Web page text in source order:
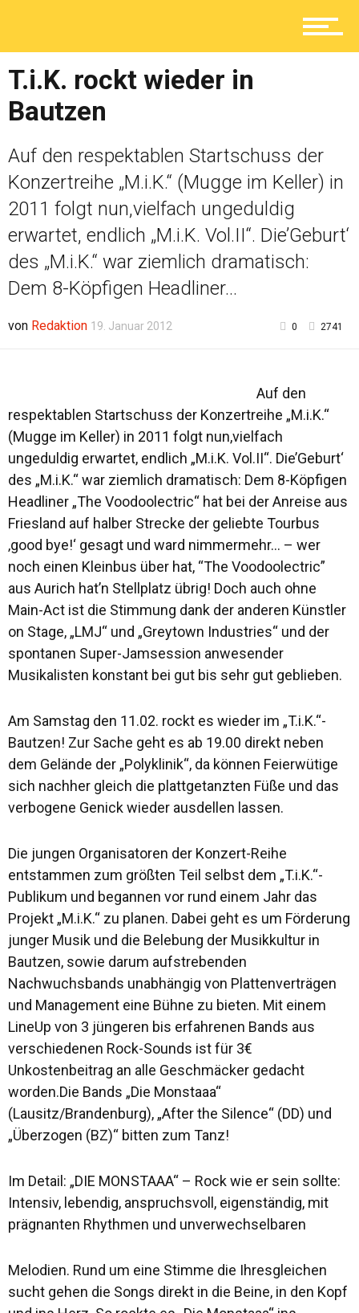
Service
Kolumne
T.i.K. rockt wieder in
Bautzen
Auf den respektablen Startschuss der
Konzertreihe „M.i.K.“ (Mugge im Keller) in
2011 folgt nun,vielfach ungeduldig
erwartet, endlich „M.i.K. Vol.II“. Die’Geburt‘
des „M.i.K.“ war ziemlich dramatisch:
Dem 8-Köpfigen Headliner...
von Redaktion 19. Januar 2012 0 2741
Auf den
respektablen Startschuss der Konzertreihe „M.i.K.“
(Mugge im Keller) in 2011 folgt nun,vielfach
ungeduldig erwartet, endlich „M.i.K. Vol.II“. Die’Geburt‘
des „M.i.K.“ war ziemlich dramatisch: Dem 8-Köpfigen
Headliner „The Voodoolectric“ hat bei der Anreise aus
Friesland auf halber Strecke der geliebte Tourbus
‚good bye!‘ gesagt und ward nimmermehr… – wer
noch einen Kleinbus über hat, “The Voodoolectric”
aus Aurich hat’n Stellplatz übrig! Doch auch ohne
Main-Act ist die Stimmung dank der anderen Künstler
on Stage, „LMJ“ und „Greytown Industries“ und der
spontanen Super-Jamsession anwesender
Musikalisten konstant bei gut bis sehr gut geblieben.
Am Samstag den 11.02. rockt es wieder im „T.i.K.“-
Bautzen! Zur Sache geht es ab 19.00 direkt neben
dem Gelände der „Polyklinik“, da können Feierwütige
sich nachher gleich die plattgetanzten Füße und das
verbogene Genick wieder ausdellen lassen.
Die jungen Organisatoren der Konzert-Reihe
entstammen zum größten Teil selbst dem „T.i.K.“-
Publikum und begannen vor rund einem Jahr das
Projekt „M.i.K.“ zu planen. Dabei geht es um Förderung
junger Musik und die Belebung der Musikkultur in
Bautzen, sowie darum aufstrebenden
Nachwuchsbands unabhängig von Plattenverträgen
und Management eine Bühne zu bieten. Mit einem
LineUp von 3 jüngeren bis erfahrenen Bands aus
verschiedenen Rock-Sounds ist für 3€
Unkostenbeitrag an alle Geschmäcker gedacht
worden.Die Bands „Die Monstaaa“
(Lausitz/Brandenburg), „After the Silence“ (DD) und
„Überzogen (BZ)“ bitten zum Tanz!
Im Detail: „DIE MONSTAAA“ – Rock wie er sein sollte:
Intensiv, lebendig, anspruchsvoll, eigenständig, mit
prägnanten Rhythmen und unverwechselbaren
Melodien. Rund um eine Stimme die Ihresgleichen
sucht gehen die Songs direkt in die Beine, in den Kopf